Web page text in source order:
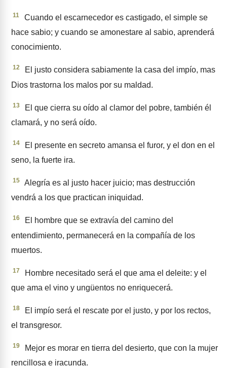
11
Cuando el escarnecedor es castigado, el simple se
hace sabio; y cuando se amonestare al sabio, aprenderá
conocimiento.
12
El justo considera sabiamente la casa del impío, mas
Dios trastorna los malos por su maldad.
13
El que cierra su oído al cla­mor del pobre, también él
clama­rá, y no será oído.
14
El presente en secreto amansa el furor, y el don en el
seno, la fuerte ira.
15
Alegría es al justo hacer jui­cio; mas destrucción
vendrá a los que practican iniquidad.
16
El hombre que se extravía del camino del
entendimiento, permanecerá en la compañía de los
muertos.
17
Hombre necesitado será el que ama el deleite: y el
que ama el vino y ungüentos no enrique­cerá.
18
El impío será el rescate por el justo, y por los rectos,
el transgresor.
19
Mejor es morar en tierra del desierto, que con la mujer
renci­llosa e iracunda.